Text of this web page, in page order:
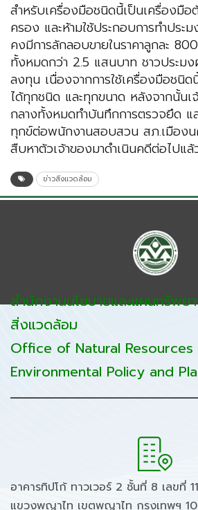
สำหรับเครื่องมือชนิดนี้เป็นเครื่องมือ
ครอง และห้ามใช้ประกอบการทำประ
คงมีการลักลอบขายในราคาลูกละ
ทั้งหมดกว่า 2.5 แสนบาท ชาวประม
ลงทุน เนื่องจากการใช้เครื่องมือชนิ
ได้ทุกชนิด และทุกขนาด หลังจากนั้นเ
กลางทั้งหมดทำบันทึกการตรวจยึด แล
ทุกข์ต่อพนักงานสอบสวน สภ.เมืองน
สืบหาตัวเจ้าของมาดำเนินคดีต่อไปแล้
ข่าวสิ่งแวดล้อม
สำนักงานนโยบายและแผนทรัพย
สิ่งแวดล้อม
Office of Natural Resources
Environmental Policy and
อาคารทิปโก้ ทาวเวอร์ 2 ชั้นที่ 8 เลขที่
แขวงพญาไท เขตพญาไท กรุงเทพฯ